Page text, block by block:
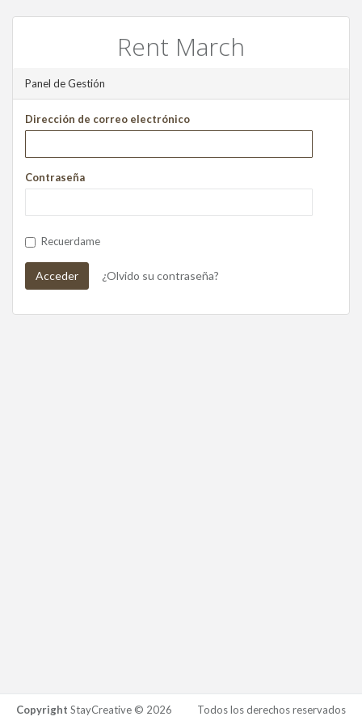
Rent March
Panel de Gestión
Dirección de correo electrónico
Contraseña
Recuerdame
Acceder ¿Olvido su contraseña?
Todos los derechos reservados
Copyright StayCreative © 2026